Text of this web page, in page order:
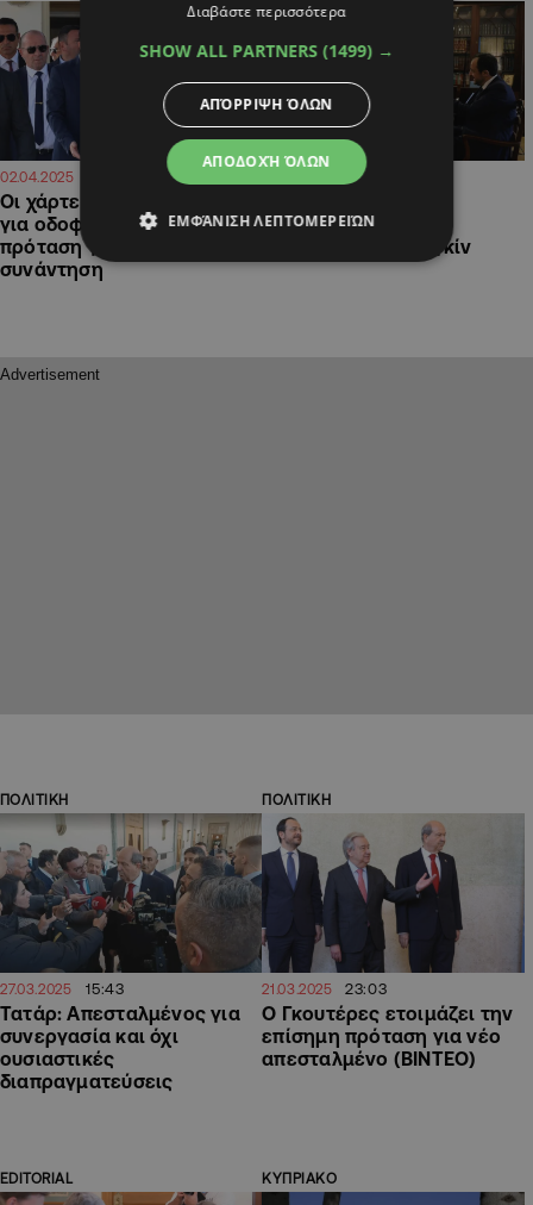
02.04.2025
Οι χάρτες Χριστοδουλίδη
για οδοφράγματα και η
πρόταση για νέα
συνάντηση
21:16
Γκουτέρες για
επαναδιορισμό Ολγκίν
ΠΟΛΙΤΙΚΗ
27.03.2025 15:43
Τατάρ: Απεσταλμένος για
συνεργασία και όχι
ουσιαστικές
διαπραγματεύσεις
ΠΟΛΙΤΙΚΗ
21.03.2025 23:03
Ο Γκουτέρες ετοιμάζει την
επίσημη πρόταση για νέο
απεσταλμένο (ΒΙΝΤΕΟ)
EDITORIAL ΚΥΠΡΙΑΚΟ
Διαβάστε περισσότερα
SHOW ALL PARTNERS (1499) →
ΑΠΟΔΟΧΉ ΌΛΩΝ
ΑΠΌΡΡΙΨΗ ΌΛΩΝ
ΕΜΦΆΝΙΣΗ ΛΕΠΤΟΜΕΡΕΙΏΝ